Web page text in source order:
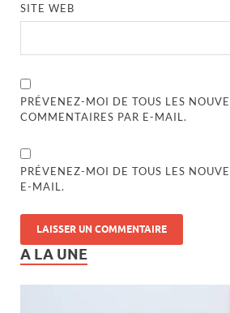
SITE WEB
PRÉVENEZ-MOI DE TOUS LES
COMMENTAIRES PAR E-MAIL.
PRÉVENEZ-MOI DE TOUS LES
E-MAIL.
A LA UNE